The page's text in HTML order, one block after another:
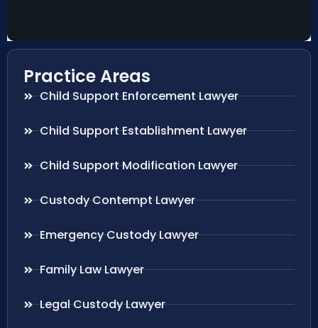
Practice Areas
Child Support Enforcement Lawyer
Child Support Establishment Lawyer
Child Support Modification Lawyer
Custody Contempt Lawyer
Emergency Custody Lawyer
Family Law Lawyer
Legal Custody Lawyer